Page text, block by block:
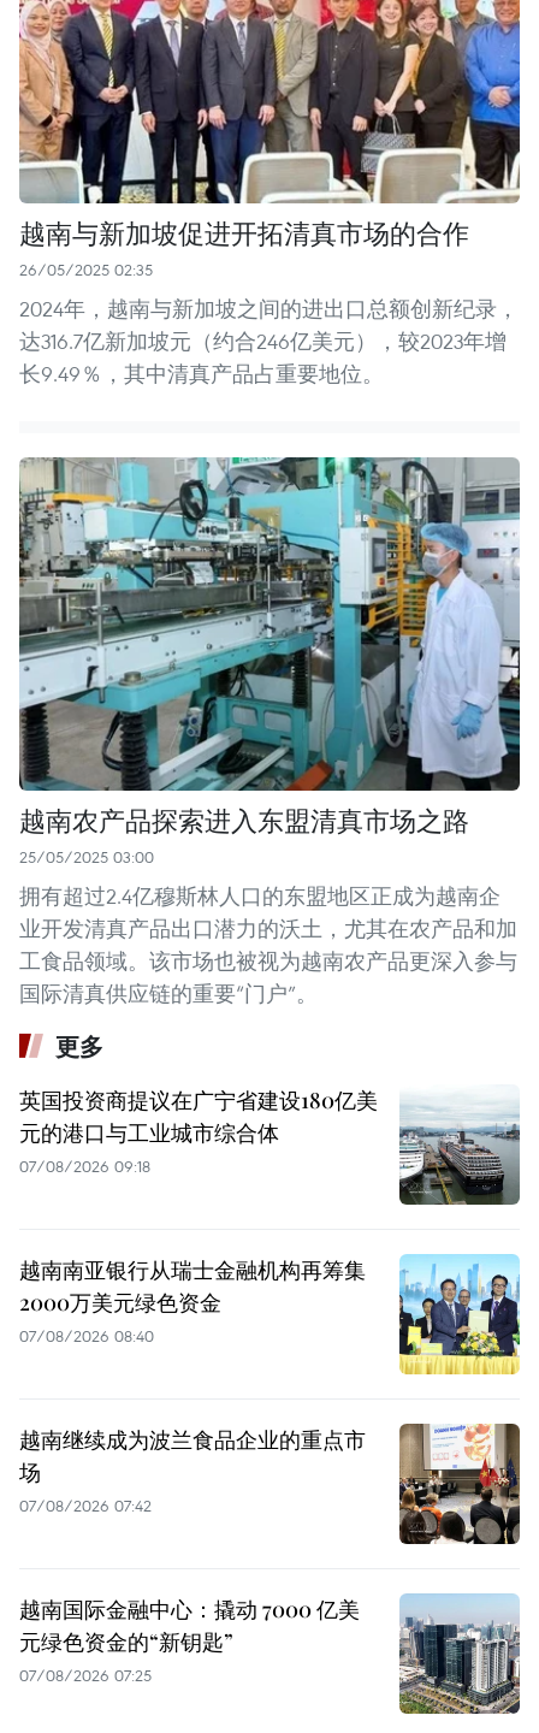
越南与新加坡促进开拓清真市场的合作
26/05/2025 02:35
2024年，越南与新加坡之间的进出口总额创新纪录，
达316.7亿新加坡元（约合246亿美元），较2023年增
长9.49％，其中清真产品占重要地位。
越南农产品探索进入东盟清真市场之路
25/05/2025 03:00
拥有超过2.4亿穆斯林人口的东盟地区正成为越南企
业开发清真产品出口潜力的沃土，尤其在农产品和加
工食品领域。该市场也被视为越南农产品更深入参与
国际清真供应链的重要“门户”。
更多
英国投资商提议在广宁省建设180亿美
元的港口与工业城市综合体
07/08/2026 09:18
越南南亚银行从瑞士金融机构再筹集
2000万美元绿色资金
07/08/2026 08:40
越南继续成为波兰食品企业的重点市
场
07/08/2026 07:42
越南国际金融中心：撬动 7000 亿美
元绿色资金的“新钥匙”
07/08/2026 07:25